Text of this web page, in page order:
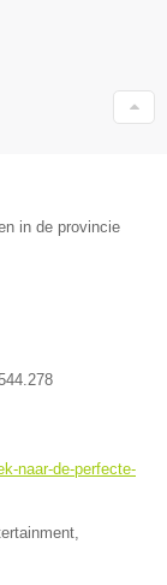
in de provincie
naar-de-perfecte-